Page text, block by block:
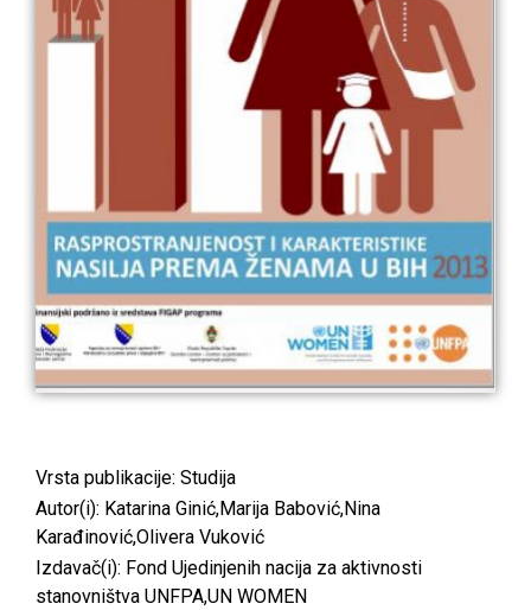
Vrsta publikacije: Studija
Autor(i): Katarina Ginić,Marija Babović,Nina
Karađinović,Olivera Vuković
Izdavač(i): Fond Ujedinjenih nacija za aktivnosti
stanovništva UNFPA,UN WOMEN